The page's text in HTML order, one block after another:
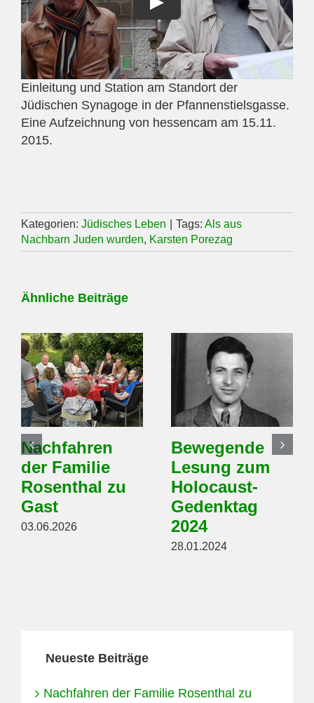
Einleitung und Station am Standort der
Jüdischen Synagoge in der Pfannenstielsgasse.
Eine Aufzeichnung von hessencam am 15.11.
2015.
Kategorien: Jüdisches Leben Tags: Als aus
Nachbarn Juden wurden, Karsten Porezag
Ähnliche Beiträge
Nachfahren
der Familie
Rosenthal zu
Gast
03.06.2026
Bewegende
Lesung zum
Holocaust-
Gedenktag
2024
28.01.2024
Neueste Beiträge
Nachfahren der Familie Rosenthal zu